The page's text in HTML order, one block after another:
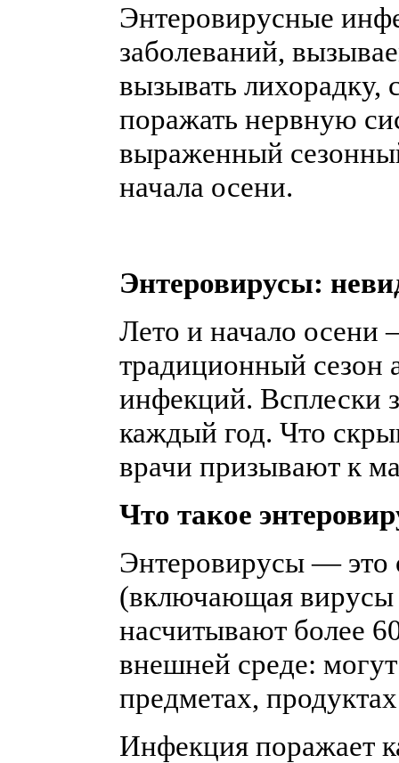
Энтеровирусные
заболеваний,
вызывать лихорадку,
поражать нервную
выраженный
начала осени.
Энтеровирусы:
Лето и начало осени
традиционный сезон
инфекций. Всплески
каждый год. Что
врачи призывают к
Что такое
Энтеровирусы — это
(включающая вирусы
насчитывают более
внешней среде:
предметах,
Инфекция поражает